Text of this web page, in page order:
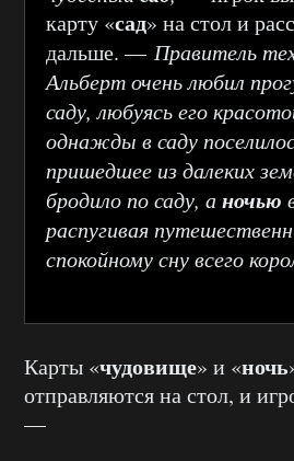
карту «сад» на стол и
дальше. — Правитель
Альберт очень любил
саду, любуясь его
однажды в саду
пришедшее из далеких
бродило по саду, аночью
распугивая
спокойному сну всего
Карты «чудовище» и «ночь
отправляются на стол, и
—